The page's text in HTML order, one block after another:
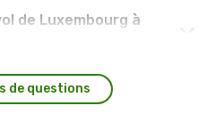
de Luxembourg à
de questions